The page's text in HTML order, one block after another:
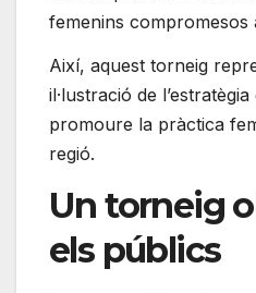
femenins compromesos
Així, aquest torneig
il·lustració de
promoure la pràctica
regió.
Un torneig
els públics